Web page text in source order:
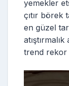
yemekler
çıtır börek
en güzel
trend rekor